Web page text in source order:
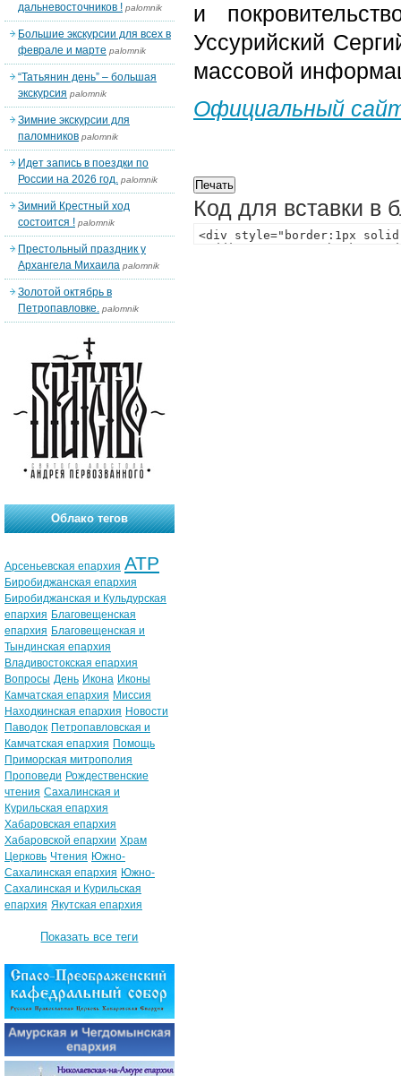
и
Уссурийский
массовой
Официальный
Код для вставки в
дальневосточников ! palomnik
Большие экскурсии для всех в
феврале и марте palomnik
“Татьянин день” – большая
экскурсия palomnik
Зимние экскурсии для
паломников palomnik
Идет запись в поездки по
России на 2026 год. palomnik
Зимний Крестный ход
состоится ! palomnik
Престольный праздник у
Архангела Михаила palomnik
Золотой октябрь в
Петропавловке. palomnik
Облако тегов
Арсеньевская епархия АТР
Биробиджанская епархия
Биробиджанская и Кульдурская
епархия Благовещенская
епархия Благовещенская и
Тындинская епархия
Владивостокская епархия
Вопросы День Икона Иконы
Камчатская епархия Миссия
Находкинская епархия Новости
Паводок Петропавловская и
Камчатская епархия Помощь
Приморская митрополия
Проповеди Рождественские
чтения Сахалинская и
Курильская епархия
Хабаровская епархия
Хабаровской епархии Храм
Церковь Чтения Южно-
Сахалинская епархия Южно-
Сахалинская и Курильская
епархия Якутская епархия
Показать все теги